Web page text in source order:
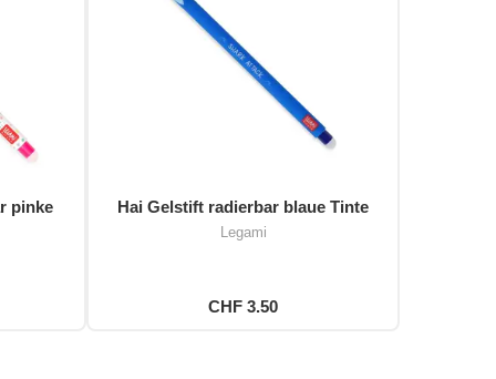
pinke Hai Gelstift radierbar blaue Tinte
Legami
CHF 3.50